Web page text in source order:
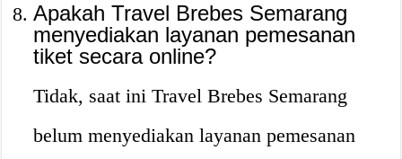
Apakah Travel Brebes Semarang
menyediakan layanan pemesanan
tiket secara online?
Tidak, saat ini Travel Brebes Semarang
belum menyediakan layanan pemesanan